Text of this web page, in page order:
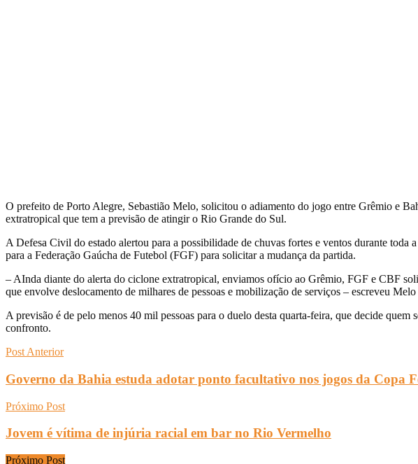
O prefeito de Porto Alegre, Sebastião Melo, solicitou o adiamento do jogo entre Grêmio e
extratropical que tem a previsão de atingir o Rio Grande do Sul.
A Defesa Civil do estado alertou para a possibilidade de chuvas fortes e ventos durante
para a Federação Gaúcha de Futebol (FGF) para solicitar a mudança da partida.
– AInda diante do alerta do ciclone extratropical, enviamos ofício ao Grêmio, FGF e CBF
que envolve deslocamento de milhares de pessoas e mobilização de serviços – escreveu
A previsão é de pelo menos 40 mil pessoas para o duelo desta quarta-feira, que decide
confronto.
Post Anterior
Governo da Bahia estuda adotar ponto facultativo nos jogos da Copa
Próximo Post
Jovem é vítima de injúria racial em bar no Rio Vermelho
Próximo Post